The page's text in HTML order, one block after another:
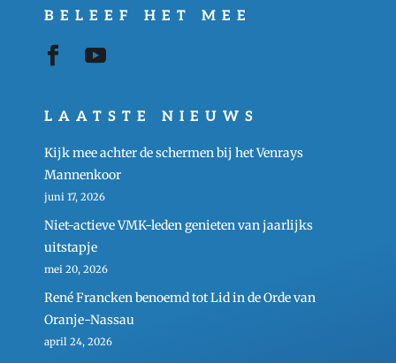
BELEEF HET MEE
LAATSTE NIEUWS
Kijk mee achter de schermen bij het Venrays
Mannenkoor
juni 17, 2026
Niet-actieve VMK-leden genieten van jaarlijks
uitstapje
mei 20, 2026
René Francken benoemd tot Lid in de Orde van
Oranje-Nassau
april 24, 2026